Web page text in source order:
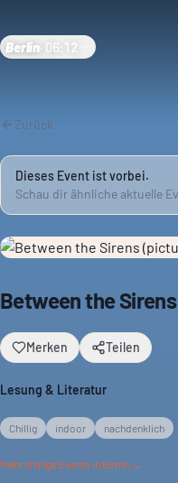
Berlin 06:12
Zurück
Dieses Event ist vorbei.
Schau dir ähnliche aktuelle
Between the
Merken Teilen
Lesung & Literatur
Chillig indoor nachdenklich
Mehrchillige Events in Berlin →